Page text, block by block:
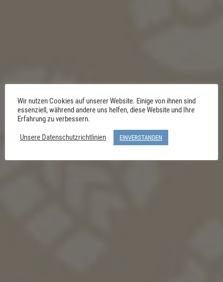
Wir nutzen Cookies auf unserer Website. Einige von ihnen sind
essenziell, während andere uns helfen, diese Website und Ihre
Erfahrung zu verbessern.
Unsere Datenschutzrichtlinien
EINVERSTANDEN